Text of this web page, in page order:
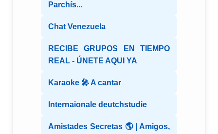
Parchís...
Chat Venezuela
RECIBE GRUPOS EN TIEMPO
REAL - ÚNETE AQUI YA
Karaoke 🎤 A cantar
Internaionale deutchstudie
Amistades Secretas 🌎 | Amigos,